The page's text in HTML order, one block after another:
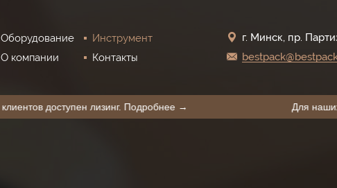
Оборудование
Инструмент
О компании Контакты
г. Минск, пр.
Для наших клиентов доступен лизинг. Подробнее →